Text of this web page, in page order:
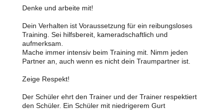
Denke und arbeite mit!
Dein Verhalten ist Voraussetzung für ein reibungsloses
Training. Sei hilfsbereit, kameradschaftlich und
aufmerksam.
Mache immer intensiv beim Training mit. Nimm jeden
Partner an, auch wenn es nicht dein Traumpartner ist.
Zeige Respekt!
Der Schüler ehrt den Trainer und der Trainer respektiert
den Schüler. Ein Schüler mit niedrigerem Gurt